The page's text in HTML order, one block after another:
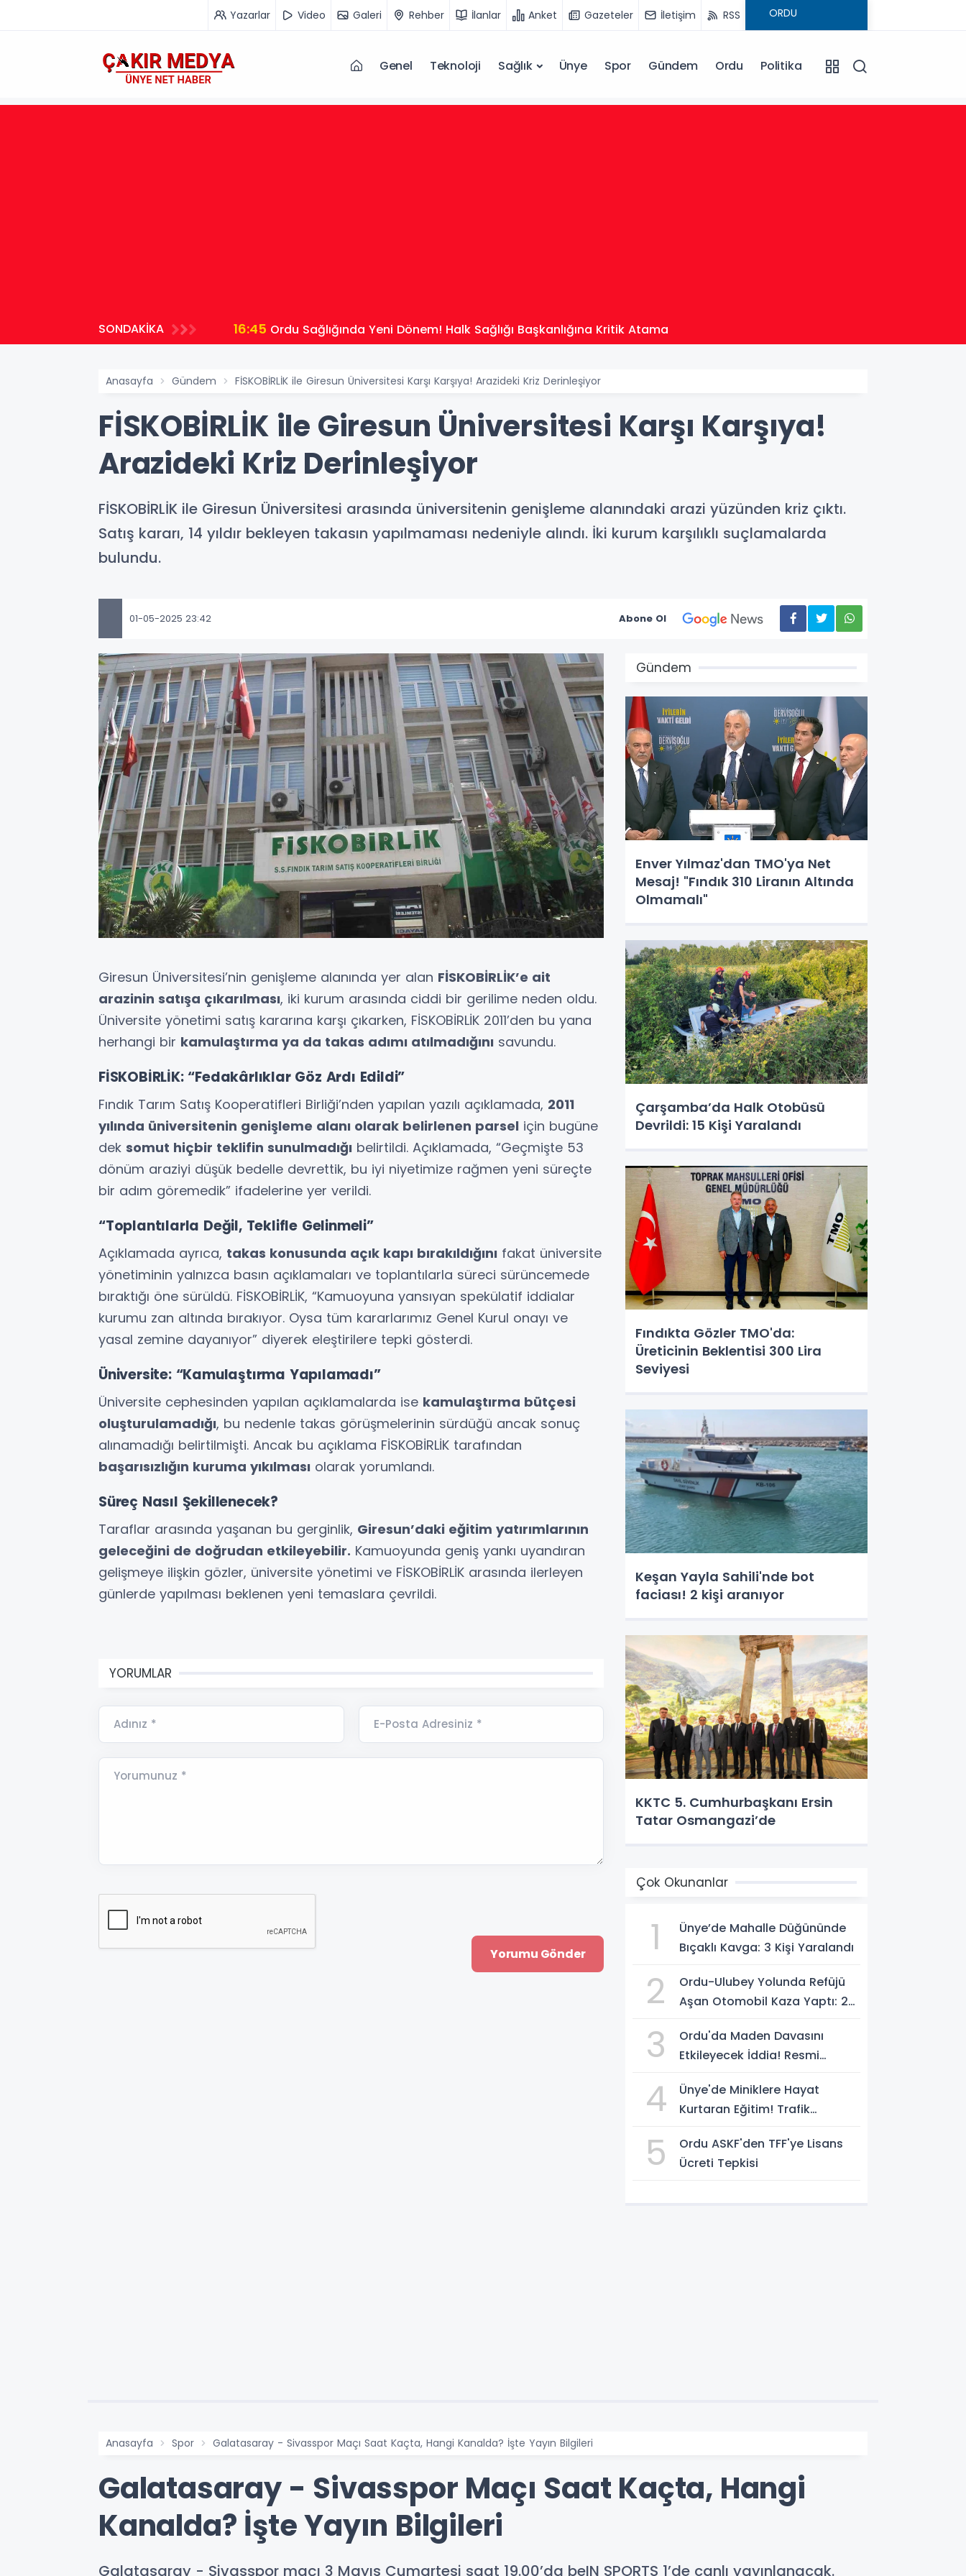
Yazarlar Video Galeri Rehber İlanlar Anket Gazeteler İletişim RSS
Genel Teknoloji Sağlık Ünye Spor Gündem Ordu Politika
SONDAKİKA 16:45 Ordu Sağlığında Yeni Dönem! Halk Sağlığı Başkanlığına Kritik Atama
Anasayfa Gündem FİSKOBİRLİK ile Giresun Üniversitesi Karşı Karşıya! Arazideki Kriz Derinleşiyor
FİSKOBİRLİK ile Giresun Üniversitesi Karşı Karşıya!
Arazideki Kriz Derinleşiyor
FİSKOBİRLİK ile Giresun Üniversitesi arasında üniversitenin genişleme alanındaki arazi yüzünden kriz çıktı.
Satış kararı, 14 yıldır bekleyen takasın yapılmaması nedeniyle alındı. İki kurum karşılıklı suçlamalarda
bulundu.
01-05-2025 23:42 Abone Ol
Giresun Üniversitesi’nin genişleme alanında yer alan FİSKOBİRLİK’e ait
arazinin satışa çıkarılması, iki kurum arasında ciddi bir gerilime neden oldu.
Üniversite yönetimi satış kararına karşı çıkarken, FİSKOBİRLİK 2011’den bu yana
herhangi bir kamulaştırma ya da takas adımı atılmadığını savundu.
FİSKOBİRLİK: “Fedakârlıklar Göz Ardı Edildi”
Fındık Tarım Satış Kooperatifleri Birliği’nden yapılan yazılı açıklamada, 2011
yılında üniversitenin genişleme alanı olarak belirlenen parsel için bugüne
dek somut hiçbir teklifin sunulmadığı belirtildi. Açıklamada, “Geçmişte 53
dönüm araziyi düşük bedelle devrettik, bu iyi niyetimize rağmen yeni süreçte
bir adım göremedik” ifadelerine yer verildi.
“Toplantılarla Değil, Teklifle Gelinmeli”
Açıklamada ayrıca, takas konusunda açık kapı bırakıldığını fakat üniversite
yönetiminin yalnızca basın açıklamaları ve toplantılarla süreci sürüncemede
bıraktığı öne sürüldü. FİSKOBİRLİK, “Kamuoyuna yansıyan spekülatif iddialar
kurumu zan altında bırakıyor. Oysa tüm kararlarımız Genel Kurul onayı ve
yasal zemine dayanıyor” diyerek eleştirilere tepki gösterdi.
Üniversite: “Kamulaştırma Yapılamadı”
Üniversite cephesinden yapılan açıklamalarda ise kamulaştırma bütçesi
oluşturulamadığı, bu nedenle takas görüşmelerinin sürdüğü ancak sonuç
alınamadığı belirtilmişti. Ancak bu açıklama FİSKOBİRLİK tarafından
başarısızlığın kuruma yıkılması olarak yorumlandı.
Süreç Nasıl Şekillenecek?
Taraflar arasında yaşanan bu gerginlik, Giresun’daki eğitim yatırımlarının
geleceğini de doğrudan etkileyebilir. Kamuoyunda geniş yankı uyandıran
gelişmeye ilişkin gözler, üniversite yönetimi ve FİSKOBİRLİK arasında ilerleyen
günlerde yapılması beklenen yeni temaslara çevrildi.
YORUMLAR
Adınız * E-Posta Adresiniz *
Yorumunuz *
Gündem
Enver Yılmaz'dan TMO'ya Net
Mesaj! "Fındık 310 Liranın Altında
Olmamalı"
Çarşamba’da Halk Otobüsü
Devrildi: 15 Kişi Yaralandı
Fındıkta Gözler TMO'da:
Üreticinin Beklentisi 300 Lira
Seviyesi
Keşan Yayla Sahili'nde bot
faciası! 2 kişi aranıyor
KKTC 5. Cumhurbaşkanı Ersin
Tatar Osmangazi’de
Çok Okunanlar
1
Ünye’de Mahalle Düğününde
Bıçaklı Kavga: 3 Kişi Yaralandı
2
Ordu-Ulubey Yolunda Refüjü
Aşan Otomobil Kaza Yaptı: 2
3
Ordu'da Maden Davasını
Etkileyecek İddia! Resmi
4
Ünye'de Miniklere Hayat
Kurtaran Eğitim! Trafik
5
Ordu ASKF'den TFF'ye Lisans
Ücreti Tepkisi
Anasayfa Spor Galatasaray - Sivasspor Maçı Saat Kaçta, Hangi Kanalda? İşte Yayın Bilgileri
Galatasaray - Sivasspor Maçı Saat Kaçta, Hangi
Kanalda? İşte Yayın Bilgileri
Galatasaray - Sivasspor maçı 3 Mayıs Cumartesi saat 19.00’da beIN SPORTS 1’de canlı yayınlanacak.